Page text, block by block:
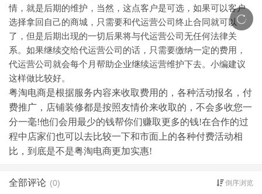
情，就是后期的维护，当然，这点客户是可选，如果可以客户
选择拿回自己的商城，只需要和代运营公司终止合同就可以
了，但是后期出现的一切后果将与代运营公司无任何法律关
系。如果继续交给代运营公司的话，只需要缴纳一定的费用，
代运营公司就会每个月帮助企业继续运营维护下去。小编建议
这样做比较好。
粤淘电商是根据服务内容来收取费用的，各种活动报名，付
费推广，店铺装修都是按照友情价来收取的，不会多收您一
分一毫!他们会用最少的钱帮你们赚取更多的钱!在合作的过
程中店家们也可以去比较一下和市面上的各种付费活动相
比，到底是不是粤淘电商更加实惠!
全部评论 (0) 倒序浏览